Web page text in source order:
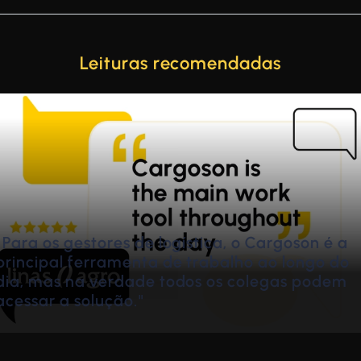
Leituras recomendadas
Como a Stokker gere 15 000 envios por mês